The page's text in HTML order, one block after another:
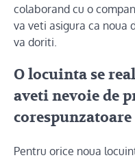
colaborand cu o
va veti asigura ca noua
va doriti.
O locuinta se
aveti nevoie de
corespunzatoare
Pentru orice noua